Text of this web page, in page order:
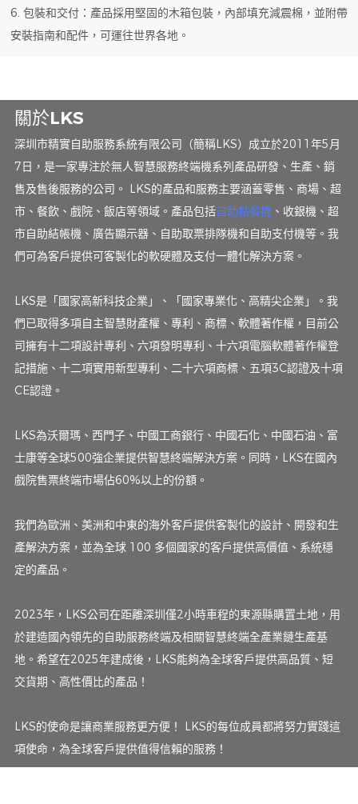
6. 包裝和交付：產品採用堅固的木箱包裝，內部填充減震棉，並附帶
安裝指南和配件，可運往世界各地。
關於LKS
深圳市精實自助服務系統有限公司（簡稱LKS）成立於2011年5月
7日，是一家專注於無人智慧服務終端機系列產品研發、生產、銷
售及售後服務的公司。 LKS的產品和服務主要涵蓋零售、商場、超
市、餐飲、戲院、飯店等領域。產品包括自助點餐機 、收銀機、超
市自助結帳機、廣告顯示器、自助取票排隊機和自助支付機等。我
們可為客戶提供可客製化的軟硬體及支付一體化解決方案。
LKS是「國家高新科技企業」、「國家專業化、高精尖企業」。我
們已取得多項自主智慧財產權、專利、商標、軟體著作權，目前公
司擁有十二項設計專利、六項發明專利、十六項電腦軟體著作權登
記措施、十二項實用新型專利、二十六項商標、五項3C認證及十項
CE認證。
LKS為沃爾瑪、西門子、中國工商銀行、中國石化、中國石油、富
士康等全球500強企業提供智慧終端解決方案。同時，LKS在國內
戲院售票終端市場佔60%以上的份額。
我們為歐洲、美洲和中東的海外客戶提供客製化的設計、開發和生
產解決方案，並為全球 100 多個國家的客戶提供高價值、系統穩
定的產品。
2023年，LKS公司在距離深圳僅2小時車程的東源縣購置土地，用
於建造國內領先的自助服務終端及相關智慧終端全產業鏈生產基
地。希望在2025年建成後，LKS能夠為全球客戶提供高品質、短
交貨期、高性價比的產品！
LKS的使命是讓商業服務更方便！ LKS的每位成員都將努力實踐這
項使命，為全球客戶提供值得信賴的服務！